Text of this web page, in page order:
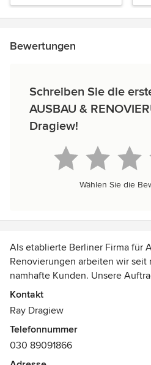
Bewertungen
Schreiben Sie die
AUSBAU &
Dragiew!
Wählen Sie die
Als etablierte Berliner Firma für
Renovierungen arbeiten wir seit
namhafte Kunden. Unsere
Anwälte, Architekten,
Immobilienmakler, Investoren,
Privatkunden.
Berlin und Brandenburg
Bauflächen und einen
Kontakt
Ray Dragiew
Telefonnummer
030 89091866